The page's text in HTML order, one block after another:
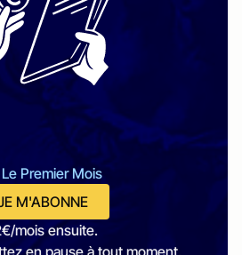
Premier Mois
M'ABONNE
mois ensuite.
en pause à tout moment.